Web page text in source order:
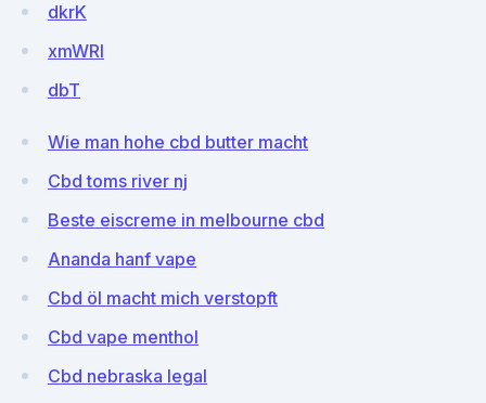
dkrK
xmWRI
dbT
Wie man hohe cbd butter macht
Cbd toms river nj
Beste eiscreme in melbourne cbd
Ananda hanf vape
Cbd öl macht mich verstopft
Cbd vape menthol
Cbd nebraska legal